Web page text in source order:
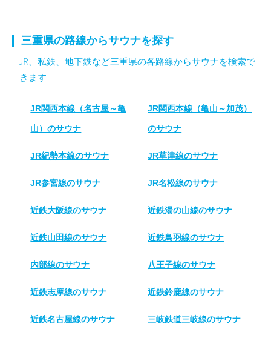
三重県の路線からサウナを探す
JR、私鉄、地下鉄など三重県の各路線からサウナを検索で
きます
JR関西本線（名古屋～亀
山）のサウナ
JR関西本線（亀山～加茂）
のサウナ
JR紀勢本線のサウナ JR草津線のサウナ
JR参宮線のサウナ JR名松線のサウナ
近鉄大阪線のサウナ 近鉄湯の山線のサウナ
近鉄山田線のサウナ 近鉄鳥羽線のサウナ
内部線のサウナ 八王子線のサウナ
近鉄志摩線のサウナ 近鉄鈴鹿線のサウナ
近鉄名古屋線のサウナ 三岐鉄道三岐線のサウナ